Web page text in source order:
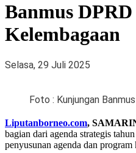
Banmus
Kelembagaan
Selasa, 29 Juli 2025
Foto : Kunjungan
Liputanborneo.com,
bagian dari agenda strategis
penyusunan agenda dan program